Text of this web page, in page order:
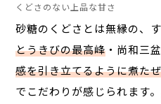
くどさのない上品な甘さ
砂糖のくどさとは無縁の、
とうきびの最高峰 ・尚和三
感を引き立てるように煮た
でこだわりが感じられます。